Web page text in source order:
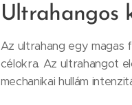
Ultrahangos
Az ultrahang egy magas
célokra. Az ultrahangot
mechanikai hullám